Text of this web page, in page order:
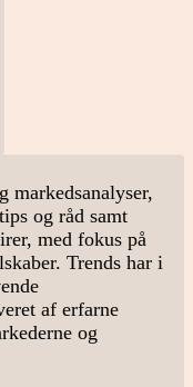
markedsanalyser,
og råd samt
med fokus på
Trends har i
af erfarne
og